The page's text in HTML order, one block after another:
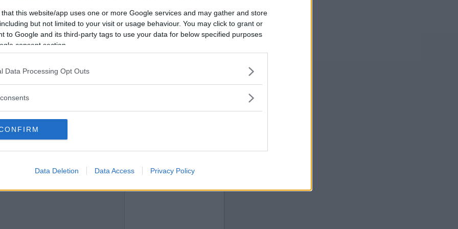
that this website/app uses one or more Google services and may gather and store
but not limited to your visit or usage behaviour. You may click to grant or
to Google and its third-party tags to use your data for below specified purposes
consent section.
Data Processing Opt Outs
Data Deletion Data Access Privacy Policy
2024-08-02 09:49
Vill du bli
medlem?